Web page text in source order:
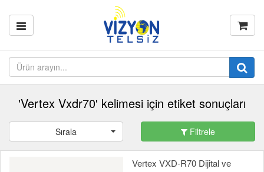
'Vertex Vxdr70' kelimesi için etiket sonuçları
Sırala Filtrele
Vertex VXD-R70 Dijital ve